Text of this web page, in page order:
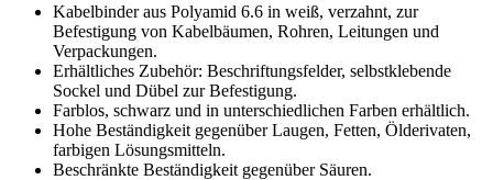
Kabelbinder aus Polyamid 6.6 in weiß, verzahnt, zur
Befestigung von Kabelbäumen, Rohren, Leitungen und
Verpackungen.
Erhältliches Zubehör: Beschriftungsfelder, selbstklebende
Sockel und Dübel zur Befestigung.
Farblos, schwarz und in unterschiedlichen Farben erhältlich.
Hohe Beständigkeit gegenüber Laugen, Fetten, Ölderivaten,
farbigen Lösungsmitteln.
Beschränkte Beständigkeit gegenüber Säuren.